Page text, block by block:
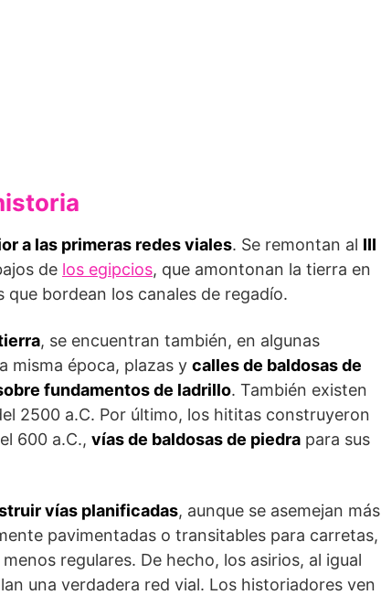
a las primeras redes viales. Se remontan al III
de los egipcios, que amontonan la tierra en
bordean los canales de regadío.
, se encuentran también, en algunas
misma época, plazas y calles de baldosas de
fundamentos de ladrillo. También existen
2500 a.C. Por último, los hititas construyeron
600 a.C., vías de baldosas de piedra para sus
vías planificadas, aunque se asemejan más
pavimentadas o transitables para carretas,
regulares. De hecho, los asirios, al igual
una verdadera red vial. Los historiadores ven